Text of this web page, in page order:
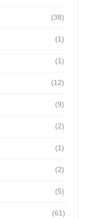
(38)
(1)
(1)
(12)
(9)
(2)
(1)
(2)
(5)
(61)